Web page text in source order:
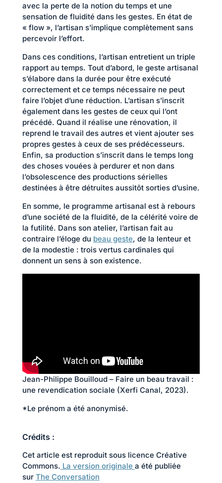
avec la perte de la notion du temps et une
sensation de fluidité dans les gestes. En état de
« flow », l’artisan s’implique complètement sans
percevoir l’effort.
Dans ces conditions, l’artisan entretient un triple
rapport au temps. Tout d’abord, le geste artisanal
s’élabore dans la durée pour être exécuté
correctement et ce temps nécessaire ne peut
faire l’objet d’une réduction. L’artisan s’inscrit
également dans les gestes de ceux qui l’ont
précédé. Quand il réalise une rénovation, il
reprend le travail des autres et vient ajouter ses
propres gestes à ceux de ses prédécesseurs.
Enfin, sa production s’inscrit dans le temps long
des choses vouées à perdurer et non dans
l’obsolescence des productions sérielles
destinées à être détruites aussitôt sorties d’usine.
En somme, le programme artisanal est à rebours
d’une société de la fluidité, de la célérité voire de
la futilité. Dans son atelier, l’artisan fait au
contraire l’éloge du beau geste, de la lenteur et
de la modestie : trois vertus cardinales qui
donnent un sens à son existence.
Jean-Philippe Bouilloud – Faire un beau travail :
une revendication sociale (Xerfi Canal, 2023).
*Le prénom a été anonymisé.
Crédits :
Cet article est reproduit sous licence Créative
Commons. La version originale a été publiée
sur The Conversation